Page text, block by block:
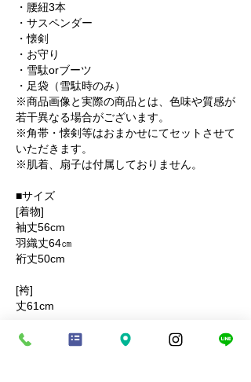
・腰紐3本
・サスペンダー
・懐剣
・お守り
・雪駄orブーツ
・足袋（雪駄時のみ）
※商品画像と実際の商品とは、色味や質感が
若干異なる場合がございます。
※角帯・懐剣等はおまかせにてセットさせて
いただきます。
※肌着、扇子は付属しておりません。
■サイズ
[着物]
袖丈56cm
羽織丈64㎝
裄丈50cm
[袴]
丈61cm
■適応身長